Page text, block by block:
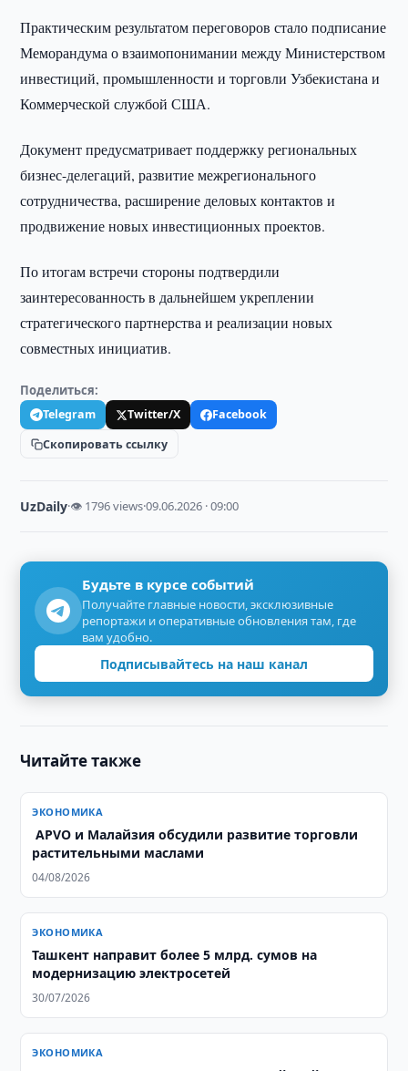
Практическим результатом переговоров стало подписание
Меморандума о взаимопонимании между Министерством
инвестиций, промышленности и торговли Узбекистана и
Коммерческой службой США.
Документ предусматривает поддержку региональных
бизнес-делегаций, развитие межрегионального
сотрудничества, расширение деловых контактов и
продвижение новых инвестиционных проектов.
По итогам встречи стороны подтвердили
заинтересованность в дальнейшем укреплении
стратегического партнерства и реализации новых
совместных инициатив.
Поделиться:
Telegram Twitter/X
Facebook
Скопировать ссылку
UzDaily·👁 1796 views·09.06.2026 · 09:00
Будьте в курсе событий
Получайте главные новости, эксклюзивные
репортажи и оперативные обновления там, где
вам удобно.
Подписывайтесь на наш канал
Читайте также
ЭКОНОМИКА
​​​​​​​ APVO и Малайзия обсудили развитие торговли
растительными маслами
04/08/2026
ЭКОНОМИКА
Ташкент направит более 5 млрд. сумов на
модернизацию электросетей
30/07/2026
ЭКОНОМИКА